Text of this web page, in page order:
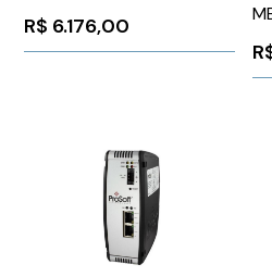
R$ 6.176,00